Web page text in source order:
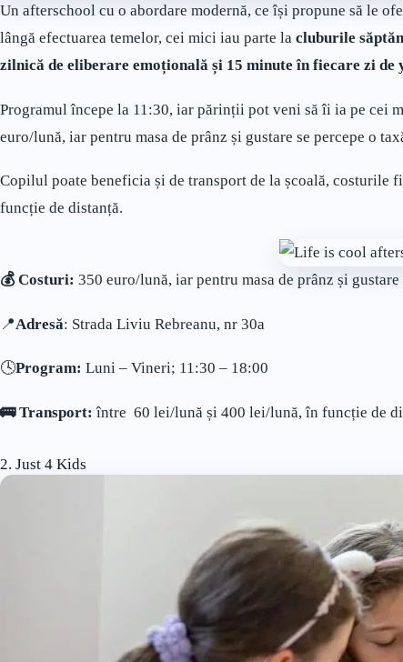
Un afterschool cu o abordare modernă, ce își propune să le
lângă efectuarea temelor, cei mici iau parte la cluburile
zilnică de eliberare emoțională și 15 minute în fiecare zi de
Programul începe la 11:30, iar părinții pot veni să îi ia pe cei
euro/lună, iar pentru masa de prânz și gustare se percepe o
Copilul poate beneficia și de transport de la școală,
funcție de distanță.
💰 Costuri: 350 euro/lună, iar pentru masa de prânz și
📍Adresă: Strada Liviu Rebreanu, nr 30a
🕓Program: Luni – Vineri; 11:30 – 18:00
🚌 Transport: între 60 lei/lună și 400 lei/lună, în funcție de
2. Just 4 Kids